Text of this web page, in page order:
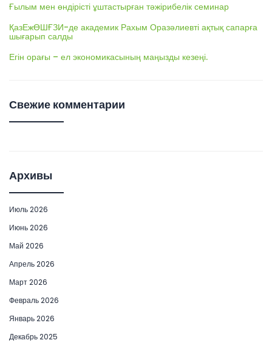
Ғылым мен өндірісті ұштастырған тәжірибелік семинар
ҚазЕжӨШҒЗИ-де академик Рахым Оразәлиевті ақтық сапарға
шығарып салды
Егін орағы – ел экономикасының маңызды кезеңі.
Свежие комментарии
Архивы
Июль 2026
Июнь 2026
Май 2026
Апрель 2026
Март 2026
Февраль 2026
Январь 2026
Декабрь 2025